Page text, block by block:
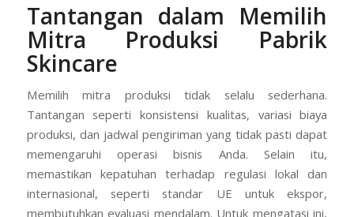
Tantangan dalam Memilih
Mitra Produksi Pabrik
Skincare
Memilih mitra produksi tidak selalu sederhana.
Tantangan seperti konsistensi kualitas, variasi biaya
produksi, dan jadwal pengiriman yang tidak pasti dapat
memengaruhi operasi bisnis Anda. Selain itu,
memastikan kepatuhan terhadap regulasi lokal dan
internasional, seperti standar UE untuk ekspor,
membutuhkan evaluasi mendalam. Untuk mengatasi ini,